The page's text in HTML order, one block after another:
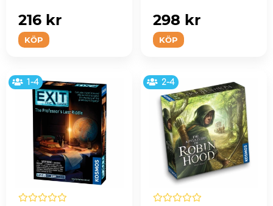
KÖP
216 kr
KÖP
298 kr
1-4 2-4